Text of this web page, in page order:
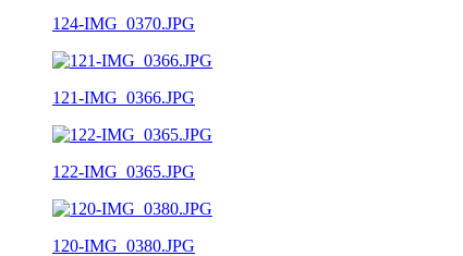
124-IMG_0370.JPG
121-IMG_0366.JPG
122-IMG_0365.JPG
120-IMG_0380.JPG